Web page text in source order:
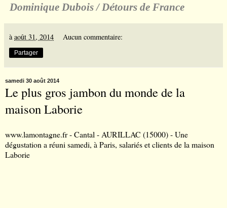
Dominique Dubois / Détours de France
àaoût 31, 2014 Aucun commentaire:
Partager
samedi 30 août 2014
Le plus gros jambon du monde de la
maison Laborie
www.lamontagne.fr - Cantal - AURILLAC (15000) - Une
dégustation a réuni samedi, à Paris, salariés et clients de la maison
Laborie